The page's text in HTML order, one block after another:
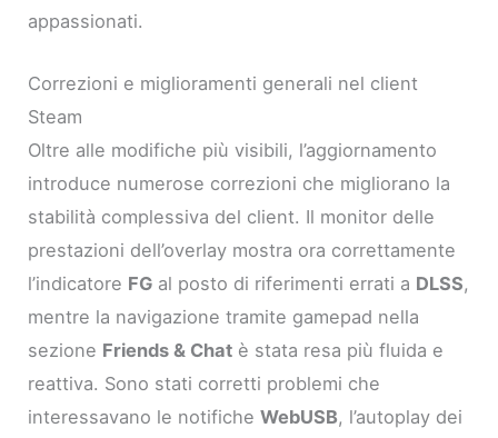
appassionati.
Correzioni e miglioramenti generali nel client
Steam
Oltre alle modifiche più visibili, l’aggiornamento
introduce numerose correzioni che migliorano la
stabilità complessiva del client. Il monitor delle
prestazioni dell’overlay mostra ora correttamente
l’indicatore FG al posto di riferimenti errati a DLSS,
mentre la navigazione tramite gamepad nella
sezione Friends & Chat è stata resa più fluida e
reattiva. Sono stati corretti problemi che
interessavano le notificheWebUSB, l’autoplay dei